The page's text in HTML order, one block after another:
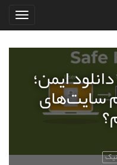
ایمن؛
سایت‌های